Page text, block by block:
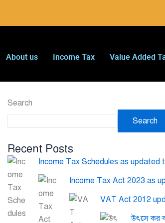
About us Income Tax Value Added
Search
Search
Recent Posts
Income Tax Schedules as updated
Income Tax Act 2023 as
VAT Act 2012
উৎসে কর